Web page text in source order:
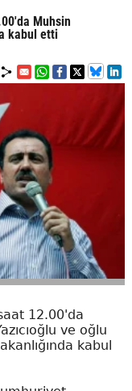
Muhsin
kabul etti
12.00'da
ve oğlu
kabul